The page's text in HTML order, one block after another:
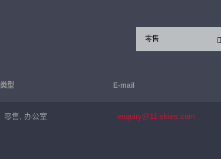
零售
类型 E-mail
零售, 办公室 enquiry@11-skies.com